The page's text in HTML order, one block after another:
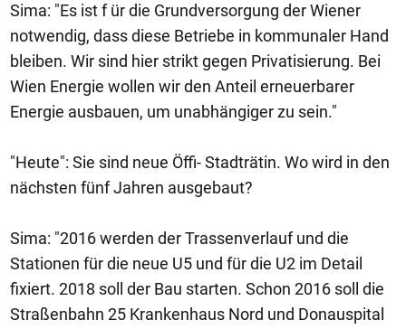
Sima: "Es ist f ür die Grundversorgung der Wiener
notwendig, dass diese Betriebe in kommunaler Hand
bleiben. Wir sind hier strikt gegen Privatisierung. Bei
Wien Energie wollen wir den Anteil erneuerbarer
Energie ausbauen, um unabhängiger zu sein."
"Heute": Sie sind neue Öffi- Stadträtin. Wo wird in den
nächsten fünf Jahren ausgebaut?
Sima: "2016 werden der Trassenverlauf und die
Stationen für die neue U5 und für die U2 im Detail
fixiert. 2018 soll der Bau starten. Schon 2016 soll die
Straßenbahn 25 Krankenhaus Nord und Donauspital